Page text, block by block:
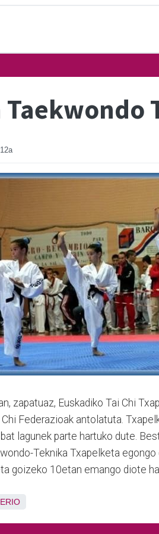
zapatuaz, Euskadiko Tai Chi
Chi Federazioak antolatuta.
lagunek parte hartuko dute.
Teknika Txapelketa
goizeko 10etan emango diote